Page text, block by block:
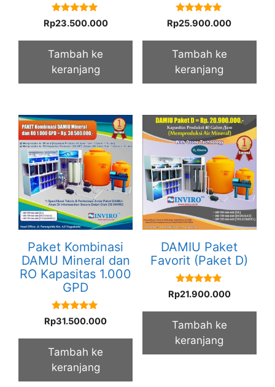
5.00
out of 5
Rp23.500.000
Tambah ke
keranjang
5.00
out of 5
Rp25.900.000
Tambah ke
keranjang
Paket Kombinasi
DAMU Mineral dan
RO Kapasitas 1.000
GPD
5.00
out of 5
Rp31.500.000
Tambah ke
keranjang
DAMIU Paket
Favorit (Paket D)
5.00
out of 5
Rp21.900.000
Tambah ke
keranjang